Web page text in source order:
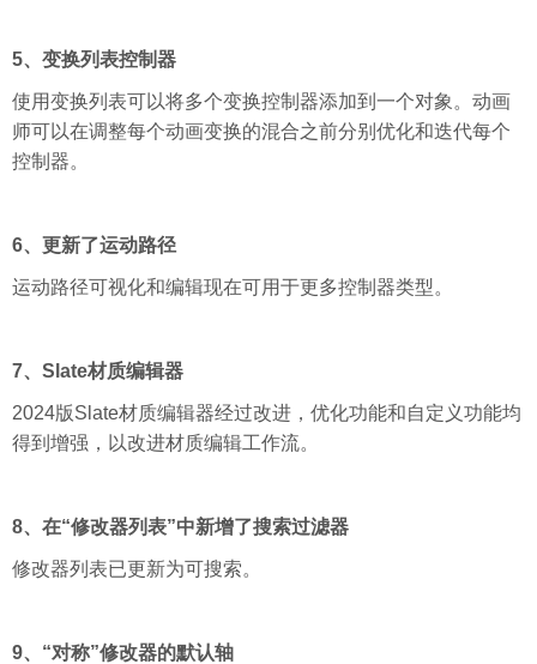
5、变换列表控制器
使用变换列表可以将多个变换控制器添加到一个对象。动画
师可以在调整每个动画变换的混合之前分别优化和迭代每个
控制器。
6、更新了运动路径
运动路径可视化和编辑现在可用于更多控制器类型。
7、Slate材质编辑器
2024版Slate材质编辑器经过改进，优化功能和自定义功能均
得到增强，以改进材质编辑工作流。
8、在“修改器列表”中新增了搜索过滤器
修改器列表已更新为可搜索。
9、“对称”修改器的默认轴